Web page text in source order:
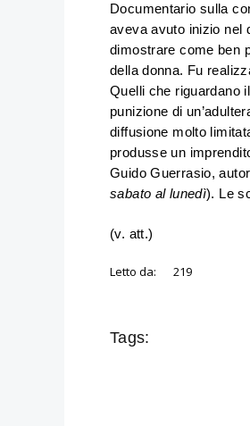
Documentario sulla
aveva avuto inizio nel
dimostrare come ben
della donna. Fu
Quelli che riguardano
punizione di
diffusione molto
produsse un
Guido Guerrasio,
sabato al lunedì). Le
(v. att.)
Letto da: 219
Tags: